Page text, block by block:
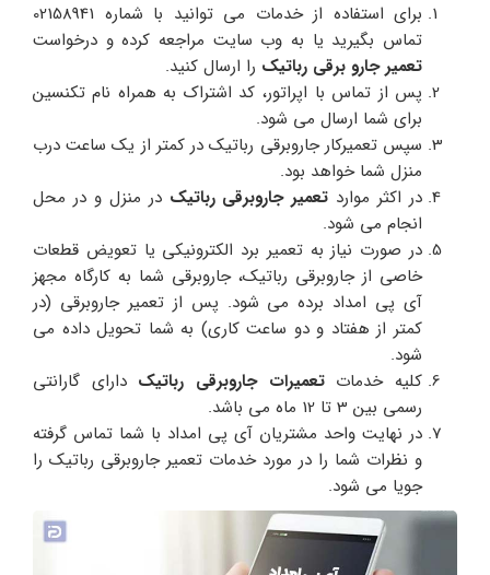
برای استفاده از خدمات می توانید با شماره 02158941
تماس بگیرید یا به وب سایت مراجعه کرده و درخواست
تعمیر جارو برقی رباتیک را ارسال کنید.
پس از تماس با اپراتور، کد اشتراک به همراه نام تکنسین
برای شما ارسال می شود.
سپس تعمیرکار جاروبرقی رباتیک در کمتر از یک ساعت درب
منزل شما خواهد بود.
در اکثر موارد تعمیر جاروبرقی رباتیک در منزل و در محل
انجام می شود.
در صورت نیاز به تعمیر برد الکترونیکی یا تعویض قطعات
خاصی از جاروبرقی رباتیک، جاروبرقی شما به کارگاه مجهز
آی پی امداد برده می شود. پس از تعمیر جاروبرقی (در
کمتر از هفتاد و دو ساعت کاری) به شما تحویل داده می
شود.
کلیه خدمات تعمیرات جاروبرقی رباتیک دارای گارانتی
رسمی بین 3 تا 12 ماه می باشد.
در نهایت واحد مشتریان آی پی امداد با شما تماس گرفته
و نظرات شما را در مورد خدمات تعمیر جاروبرقی رباتیک را
جویا می شود.